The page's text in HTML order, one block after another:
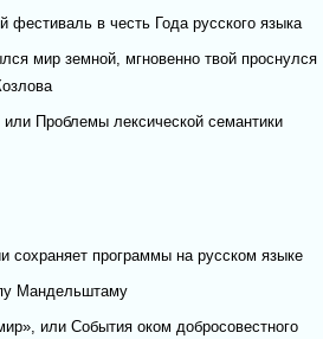
в честь Года русского языка
мир земной, мгновенно твой проснулся
Проблемы лексической семантики
сохраняет программы на русском языке
Мандельштаму
или События оком добросовестного